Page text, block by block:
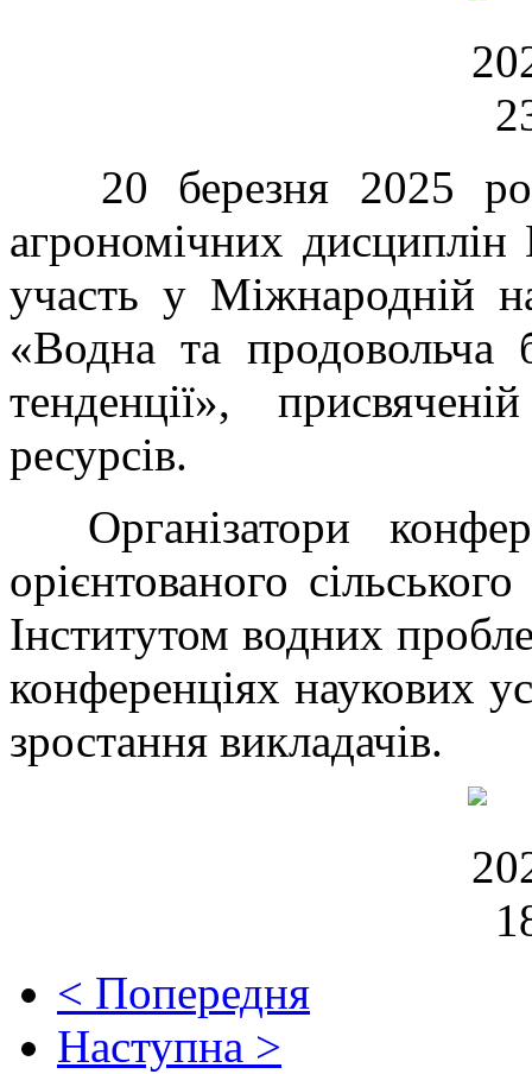
20 березня 2025
агрономічних дисциплін
участь у Міжнародній
«Водна та продовольча
тенденції»,
ресурсів.
Організатори
орієнтованого
Інститутом водних
конференціях наукових
зростання викладачів.
< Попередня
Наступна >